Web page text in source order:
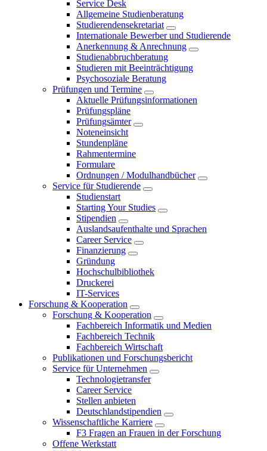
Service Desk
Allgemeine Studienberatung
Studierendensekretariat
Internationale Bewerber und Studierende
Anerkennung & Anrechnung
Studienabbruchberatung
Studieren mit Beeinträchtigung
Psychosoziale Beratung
Prüfungen und Termine
Aktuelle Prüfungsinformationen
Prüfungspläne
Prüfungsämter
Noteneinsicht
Stundenpläne
Rahmentermine
Formulare
Ordnungen / Modulhandbücher
Service für Studierende
Studienstart
Starting Your Studies
Stipendien
Auslandsaufenthalte und Sprachen
Career Service
Finanzierung
Gründung
Hochschulbibliothek
Druckerei
IT-Services
Forschung & Kooperation
Forschung & Kooperation
Fachbereich Informatik und Medien
Fachbereich Technik
Fachbereich Wirtschaft
Publikationen und Forschungsbericht
Service für Unternehmen
Technologietransfer
Career Service
Stellen anbieten
Deutschlandstipendien
Wissenschaftliche Karriere
F3 Fragen an Frauen in der Forschung
Offene Werkstatt